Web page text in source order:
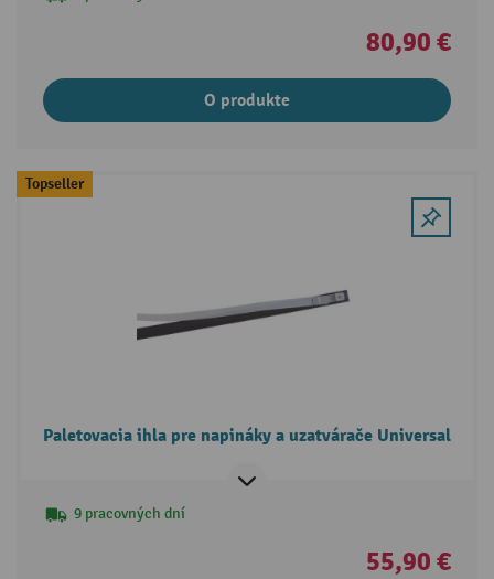
80,90 €
O produkte
Topseller
Paletovacia ihla pre napináky a uzatvárače Universal
9 pracovných dní
55,90 €